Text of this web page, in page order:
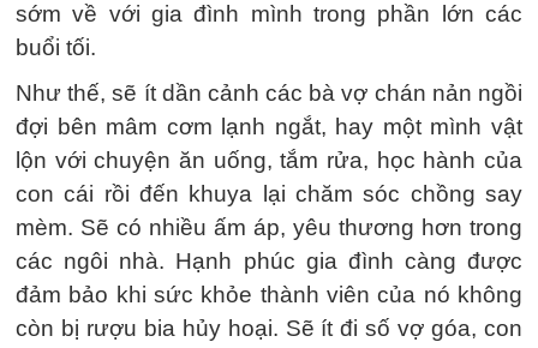
sớm về với gia đình mình trong phần lớn các
buổi tối.
Như thế, sẽ ít dần cảnh các bà vợ chán nản ngồi
đợi bên mâm cơm lạnh ngắt, hay một mình vật
lộn với chuyện ăn uống, tắm rửa, học hành của
con cái rồi đến khuya lại chăm sóc chồng say
mèm. Sẽ có nhiều ấm áp, yêu thương hơn trong
các ngôi nhà. Hạnh phúc gia đình càng được
đảm bảo khi sức khỏe thành viên của nó không
còn bị rượu bia hủy hoại. Sẽ ít đi số vợ góa, con